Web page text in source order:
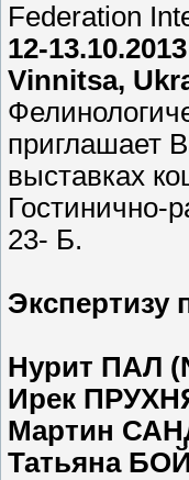
Federation
12-
Vinnitsa,
приглашает
выставках
Гостинично-
23- Б.
Экспертизу
Нурит ПАЛ
Ирек
Мартин
Татьяна